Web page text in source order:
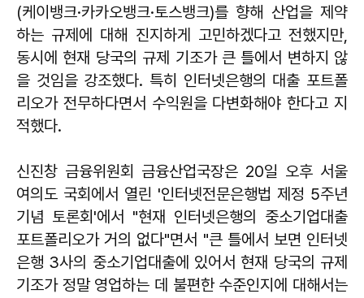
(케이뱅크·카카오뱅크·토스뱅크)를 향해 산업을 제약
하는 규제에 대해 진지하게 고민하겠다고 전했지만,
동시에 현재 당국의 규제 기조가 큰 틀에서 변하지 않
을 것임을 강조했다. 특히 인터넷은행의 대출 포트폴
리오가 전무하다면서 수익원을 다변화해야 한다고 지
적했다.
신진창 금융위원회 금융산업국장은 20일 오후 서울
여의도 국회에서 열린 '인터넷전문은행법 제정 5주년
기념 토론회'에서 "현재 인터넷은행의 중소기업대출
포트폴리오가 거의 없다"면서 "큰 틀에서 보면 인터넷
은행 3사의 중소기업대출에 있어서 현재 당국의 규제
기조가 정말 영업하는 데 불편한 수준인지에 대해서는